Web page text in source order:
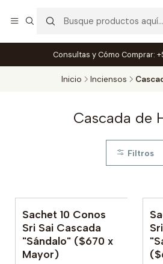
Consultas y Cómo Comprar:
Inicio Inciensos
Cascada de
Filtros
Sachet 10 Conos
Sri Sai Cascada
"Sándalo" ($670 x
Mayor)